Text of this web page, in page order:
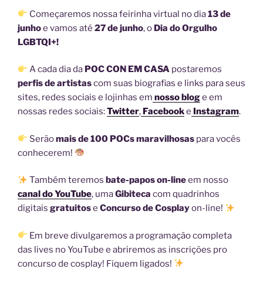
Começaremos nossa feirinha virtual no dia13 de
junhoe vamos até 27 de junho, o Dia do Orgulho
LGBTQI+!
A cada dia da POC CON EM CASA postaremos
perfis de artistascom suas biografias e links para seus
sites, redes sociais e lojinhas em nosso bloge em
nossas redes sociais:Twitter, Facebooke Instagram.
Serãomais de 100 POCs maravilhosas para vocês
conhecerem!
Também teremos bate-papos on-lineem nosso
canal do YouTube, umaGibiteca com quadrinhos
digitais gratuitose Concurso de Cosplayon-line!
Em breve divulgaremos a programação completa
das lives no YouTube e abriremos as inscrições pro
concurso de cosplay! Fiquem ligados!